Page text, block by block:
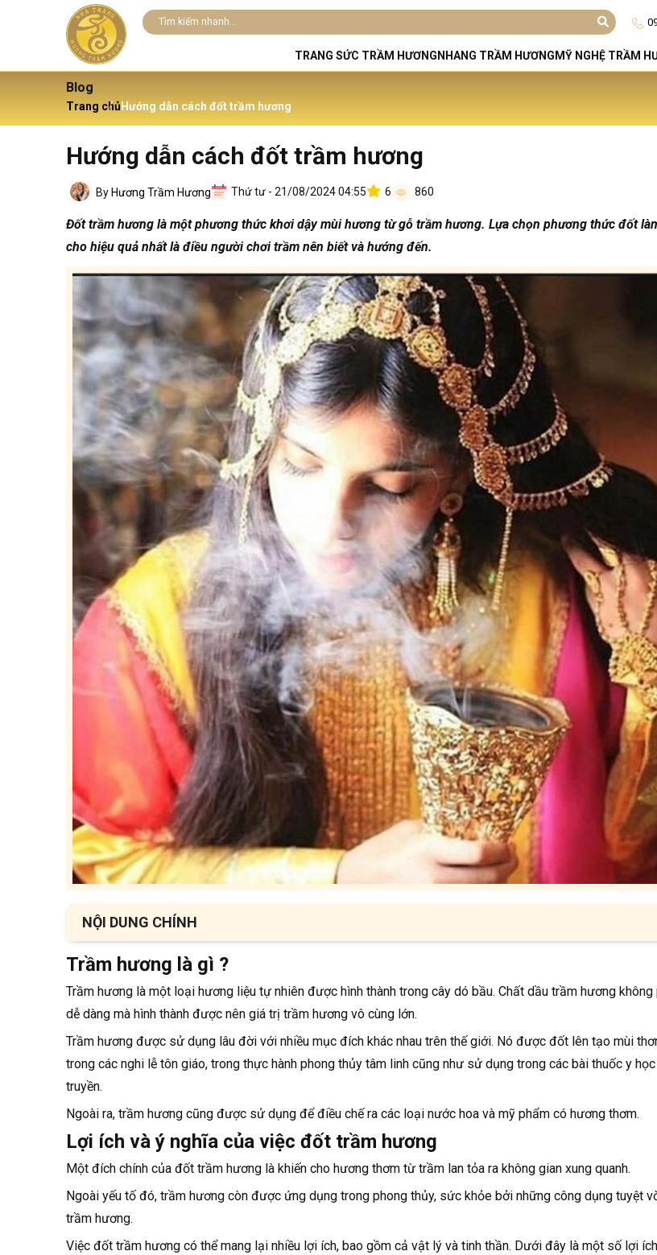
TRANG SỨC TRẦM HƯƠNG NHANG TRẦM HƯƠNG MỸ NGHỆ TRẦM
Blog
Trang chủ Hướng dẫn cách đốt trầm hương
Hướng dẫn cách đốt trầm hương
By Hương Trầm Hương Thứ tư - 21/08/2024 04:55 6 860
Đốt trầm hương là một phương thức khơi dậy mùi hương từ gỗ trầm hương. Lựa chọn phương thức đốt
cho hiệu quả nhất là điều người chơi trầm nên biết và hướng đến.
NỘI DUNG CHÍNH
Trầm hương là gì ?
Lợi ích và ý nghĩa của việc đốt trầm hương
Các phương pháp đốt trầm hương
Đốt trực tiếp bằng lửa
Đốt trầm hương bằng nhiệt từ lửa than
Các loại trầm hương đốt và cách đốt.
Bột trầm hương
Nhang trầm có tăm
Trầm hương là gì ?
Trầm hương là một loại hương liệu tự nhiên được hình thành trong cây dó bầu. Chất dầu trầm hương không
dễ dàng mà hình thành được nên giá trị trầm hương vô cùng lớn.
Trầm hương được sử dụng lâu đời với nhiều mục đích khác nhau trên thế giới. Nó được đốt lên tạo mùi
trong các nghi lễ tôn giáo, trong thực hành phong thủy tâm linh cũng như sử dụng trong các bài thuốc y
truyền.
Ngoài ra, trầm hương cũng được sử dụng để điều chế ra các loại nước hoa và mỹ phẩm có hương thơm.
Lợi ích và ý nghĩa của việc đốt trầm hương
Một đích chính của đốt trầm hương là khiến cho hương thơm từ trầm lan tỏa ra không gian xung quanh.
Ngoài yếu tố đó, trầm hương còn được ứng dụng trong phong thủy, sức khỏe bởi những công dụng tuyệt
trầm hương.
Việc đốt trầm hương có thể mang lại nhiều lợi ích, bao gồm cả vật lý và tinh thần. Dưới đây là một số lợi